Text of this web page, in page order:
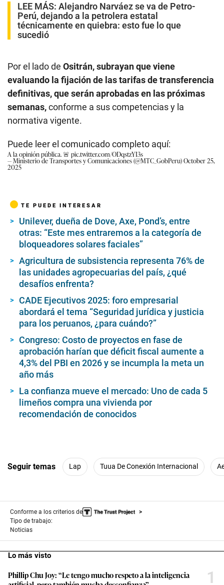
LEE MÁS: Alejandro Narváez se va de Petro-
Perú, dejando a la petrolera estatal
técnicamente en quiebra: esto fue lo que
sucedió
Por el lado de Ositrán, subrayan que viene
evaluando la fijación de las tarifas de transferencia
definitivas, que serán aprobadas en las próximas
semanas,conforme a sus competencias y la
normativa vigente.
Puede leer el comunicado completo aquí:
A la opinión pública. 🚨 pic.twitter.com/ODqstzYI3s
— Ministerio de Transportes y Comunicaciones (@MTC_GobPeru)October 25,
2025
TE PUEDE INTERESAR
Unilever, dueña de Dove, Axe, Pond’s, entre
otras: “Este mes entraremos a la categoría de
bloqueadores solares faciales”
Agricultura de subsistencia representa 76% de
las unidades agropecuarias del país, ¿qué
desafíos enfrenta?
CADE Ejecutivos 2025: foro empresarial
abordará el tema “Seguridad jurídica y justicia
para los peruanos, ¿para cuándo?”
Congreso: Costo de proyectos en fase de
aprobación harían que déficit fiscal aumente a
4,3% del PBI en 2026 y se incumpla la meta un
año más
La confianza mueve el mercado: Uno de cada 5
limeños compra una vivienda por
recomendación de conocidos
Seguir temas Lap Tuua De Conexión Internacional
Conforme a los criterios de
Tipo de trabajo:
Noticias
Lo más visto
Phillip Chu Joy: “Le tengo mucho respeto a la inteligencia
1